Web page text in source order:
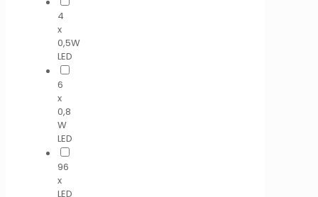
4
x
0,5W
LED
6
x
0,8
W
LED
96
x
LED